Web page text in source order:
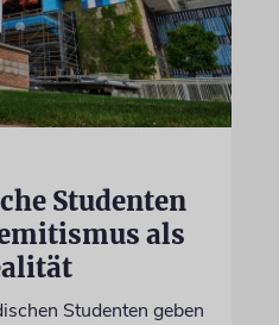
Studenten
als
Studenten geben